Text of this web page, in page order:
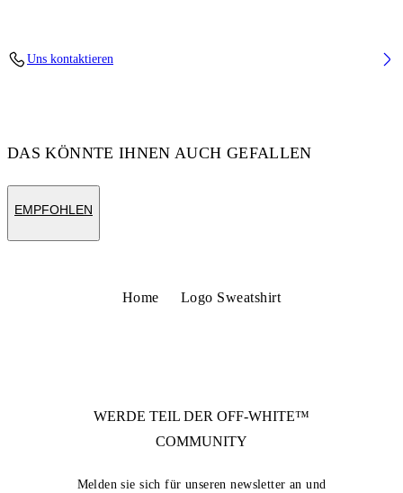
Uns kontaktieren
DAS KÖNNTE IHNEN AUCH GEFALLEN
EMPFOHLEN
Home Logo Sweatshirt
WERDE TEIL DER OFF-WHITE™
COMMUNITY
Melden sie sich für unseren newsletter an und